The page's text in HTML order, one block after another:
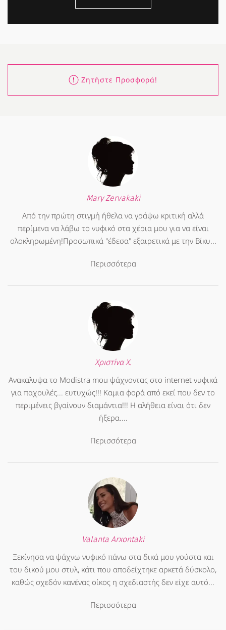
Ζητήστε Προσφορά!
Mary Zervakaki
Από την πρώτη στιγμή ήθελα να γράψω κριτική αλλά
περίμενα να λάβω το νυφικό στα χέρια μου για να είναι
ολοκληρωμένη!Προσωπικά "έδεσα" εξαιρετικά με την Βίκυ...
Περισσότερα
Χριστίνα Χ.
Ανακαλυψα το Modistra mou ψάχνοντας στο internet νυφικά
για παχουλές... ευτυχώς!!! Καμια φορά από εκεί που δεν το
περιμένεις βγαίνουν διαμάντια!!! Η αλήθεια είναι ότι δεν
ήξερα....
Περισσότερα
Valanta Arxontaki
Ξεκίνησα να ψάχνω νυφικό πάνω στα δικά μου γούστα και
του δικού μου στυλ, κάτι που αποδείχτηκε αρκετά δύσκολο,
καθώς σχεδόν κανένας οίκος η σχεδιαστής δεν είχε αυτό...
Περισσότερα